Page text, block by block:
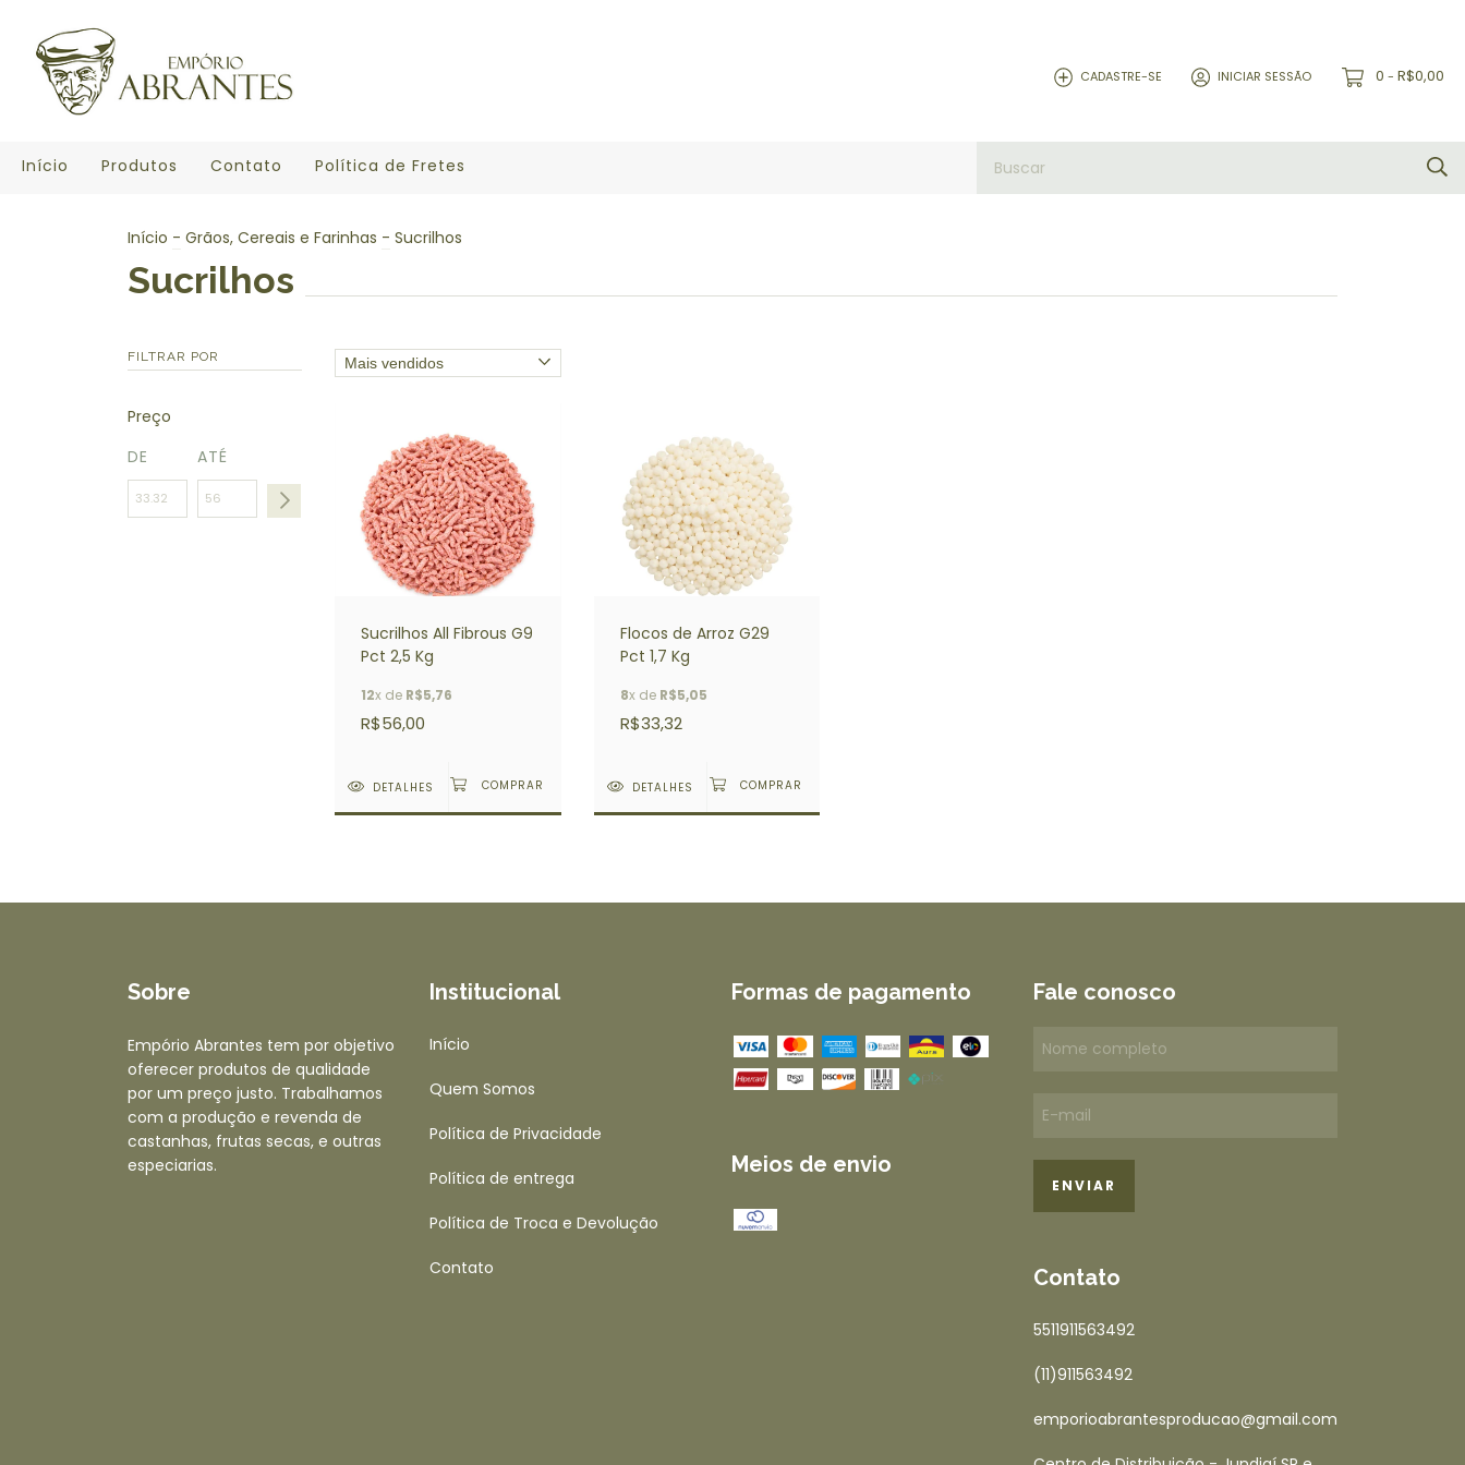
CADASTRE-SE INICIAR SESSÃO 0 - R$0,00
Início Produtos Contato Política de Fretes
Início - Grãos, Cereais e Farinhas - Sucrilhos
Sucrilhos
FILTRAR POR
Preço
DE
ATÉ
Sucrilhos All Fibrous G9
Pct 2,5 Kg
12x de R$5,76
R$56,00
DETALHES
Flocos de Arroz G29
Pct 1,7 Kg
8x de R$5,05
R$33,32
DETALHES
Sobre
Empório Abrantes tem por objetivo
oferecer produtos de qualidade
por um preço justo. Trabalhamos
com a produção e revenda de
castanhas, frutas secas, e outras
especiarias.
Institucional
Início
Quem Somos
Política de Privacidade
Política de entrega
Política de Troca e Devolução
Contato
Formas de pagamento
Meios de envio
Fale conosco
Contato
5511911563492
(11)911563492
emporioabrantesproducao@gmail.com